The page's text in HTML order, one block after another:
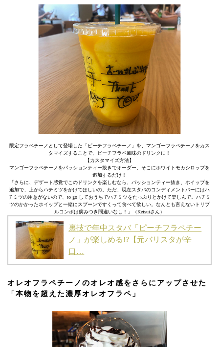
限定フラペチーノとして登場した「ピーチフラペチーノ」を、マンゴーフラペチーノをカス
タマイズすることで、ピーチフラペ風味のドリンクに！
【カスタマイズ方法】
マンゴーフラペチーノをパッションティー抜きでオーダー。そこにホワイトモカシロップを
追加するだけ！
「さらに、デザート感覚でこのドリンクを楽しむなら、パッションティー抜き、ホイップを
追加で、上からハチミツをかけてほしいの。ただ、現在スタバのコンディメントバーにはハ
チミツの用意がないので、to go しておうちでハチミツをたっぷりとかけて楽しんで。ハチミ
ツのかかったホイップと一緒にスプーンですくって食べて欲しい。なんとも言えないトリプ
ルコンボは病みつき間違いなし！」（Keisuiさん）
裏技で年中スタバ「ピーチフラペチー
ノ」が楽しめる!?【元バリスタが辛
口…
オレオフラペチーノのオレオ感をさらにアップさせた
「本物を超えた濃厚オレオフラペ」